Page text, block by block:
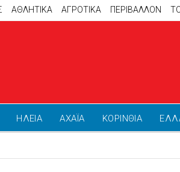
ΑΘΛΗΤΙΚΆ ΑΓΡΟΤΙΚΑ ΠΕΡΙΒΑΛΛΟΝ
ΗΛΕΙΑ ΑΧΑΪΑ ΚΟΡΙΝΘΙΑ